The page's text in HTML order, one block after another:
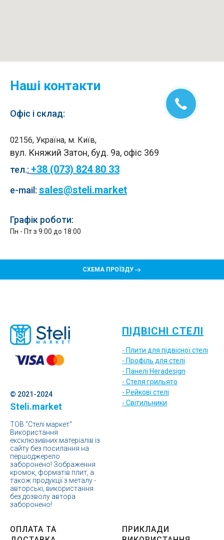
Наші контакти
Офіс і склад:
02156, Україна, м. Київ,
вул. Княжий Затон, буд. 9а, офіс 369
тел.: +38 (073) 824 80 33
e-mail: sales@steli.market
Графік роботи:
Пн - Пт з 9:00 до 18:00
СХЕМА ПРОЇЗДУ
© 2021-2024
Steli.market
ТОВ "Стелі маркет"
Використання
ексклюзивних матеріалів із
сайту без посилання на
першоджерело
заборонено! Зображення
кромок, форматів плит, а
також продукції з металу -
авторські, використання
без дозволу автора
заборонено!
ПІДВІСНІ СТЕЛІ
- Плити для підвісної стелі
- Профіль для стелі
- Панелі Heradesign
- Стеля грильято
- Рейкові стелі
- Світильники
ОПЛАТА ТА
ПРИКЛАДИ